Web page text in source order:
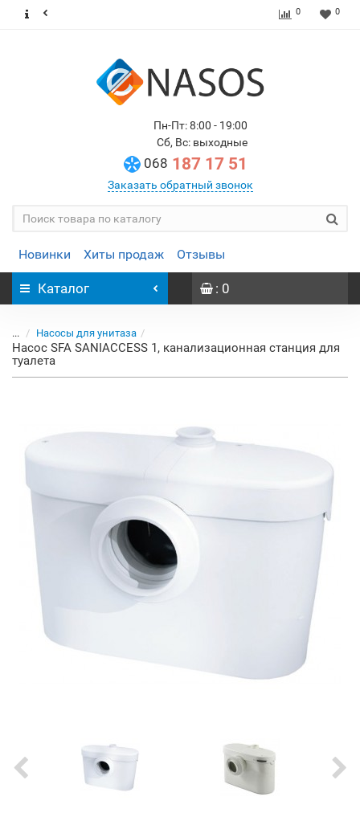
0 0
Пн-Пт: 8:00 - 19:00
Сб, Вс: выходные
068 187 17 51
Заказать обратный звонок
Новинки Хиты продаж Отзывы
Каталог : 0
... Насосы для унитаза
Насос SFA SANIACCESS 1, канализационная станция для
туалета